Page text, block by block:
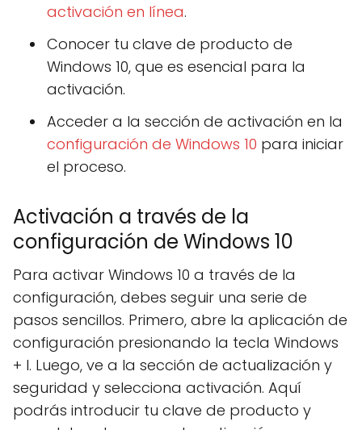
activación en línea.
Conocer tu clave de producto de
Windows 10, que es esencial para la
activación.
Acceder a la sección de activación en la
configuración de Windows 10 para iniciar
el proceso.
Activación a través de la
configuración de Windows 10
Para activar Windows 10 a través de la
configuración, debes seguir una serie de
pasos sencillos. Primero, abre la aplicación de
configuración presionando la tecla Windows
+ I. Luego, ve a la sección de actualización y
seguridad y selecciona activación. Aquí
podrás introducir tu clave de producto y